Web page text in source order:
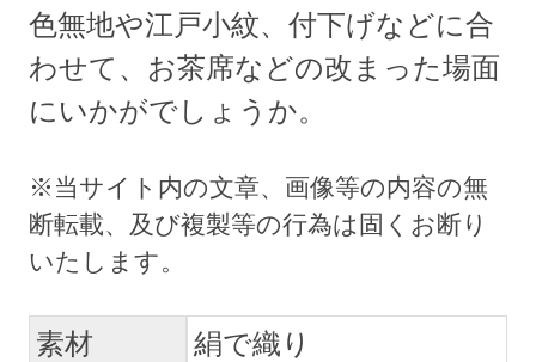
色無地や江戸小紋、付下げなどに合
わせて、お茶席などの改まった場面
にいかがでしょうか。
素材
絹で織り